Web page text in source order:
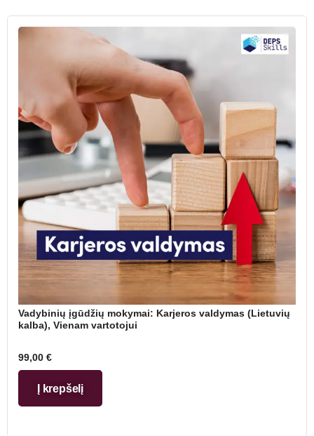
Vadybinių įgūdžių mokymai: Karjeros valdymas (Lietuvių
kalba), Vienam vartotojui
99,00 €
Į krepšelį